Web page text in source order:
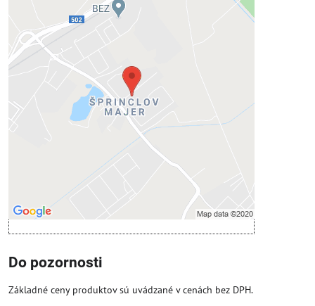
Externý obsah je blokovaný
Prajete si načítať externý obsah?
Povoliť tentokrát
Povoliť a zapamätať - súhlas s druhom
cookie: Funkčné
Otvoriť obsah v novom okne
Do pozornosti
Základné ceny produktov sú uvádzané v cenách bez DPH.